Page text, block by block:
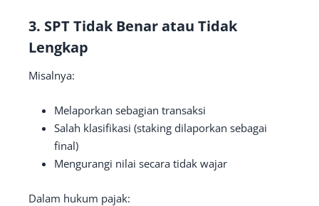
3. SPT Tidak Benar atau Tidak
Lengkap
Misalnya:
Melaporkan sebagian transaksi
Salah klasifikasi (staking dilaporkan sebagai
final)
Mengurangi nilai secara tidak wajar
Dalam hukum pajak: